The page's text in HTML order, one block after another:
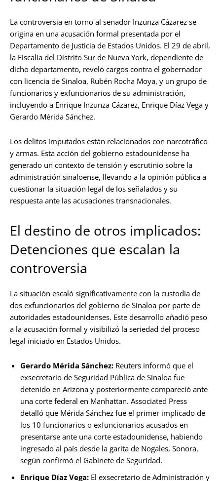
La controversia en torno al senador Inzunza Cázarez se
origina en una acusación formal presentada por el
Departamento de Justicia de Estados Unidos. El 29 de abril,
la Fiscalía del Distrito Sur de Nueva York, dependiente de
dicho departamento, reveló cargos contra el gobernador
con licencia de Sinaloa, Rubén Rocha Moya, y un grupo de
funcionarios y exfuncionarios de su administración,
incluyendo a Enrique Inzunza Cázarez, Enrique Díaz Vega y
Gerardo Mérida Sánchez.
Los delitos imputados están relacionados con narcotráfico
y armas. Esta acción del gobierno estadounidense ha
generado un contexto de tensión y escrutinio sobre la
administración sinaloense, llevando a la opinión pública a
cuestionar la situación legal de los señalados y su
respuesta ante las acusaciones transnacionales.
El destino de otros implicados:
Detenciones que escalan la
controversia
La situación escaló significativamente con la custodia de
dos exfuncionarios del gobierno de Sinaloa por parte de
autoridades estadounidenses. Este desarrollo añadió peso
a la acusación formal y visibilizó la seriedad del proceso
legal iniciado en Estados Unidos.
Gerardo Mérida Sánchez: Reuters informó que el
exsecretario de Seguridad Pública de Sinaloa fue
detenido en Arizona y posteriormente compareció ante
una corte federal en Manhattan. Associated Press
detalló que Mérida Sánchez fue el primer implicado de
los 10 funcionarios o exfuncionarios acusados en
presentarse ante una corte estadounidense, habiendo
ingresado al país desde la garita de Nogales, Sonora,
según confirmó el Gabinete de Seguridad.
Enrique Díaz Vega: El exsecretario de Administración y